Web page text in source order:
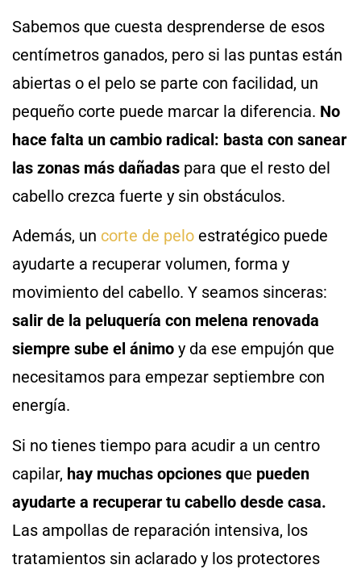
Sabemos que cuesta desprenderse de esos
centímetros ganados, pero si las puntas están
abiertas o el pelo se parte con facilidad, un
pequeño corte puede marcar la diferencia. No
hace falta un cambio radical: basta con sanear
las zonas más dañadas para que el resto del
cabello crezca fuerte y sin obstáculos.
Además, un corte de pelo estratégico puede
ayudarte a recuperar volumen, forma y
movimiento del cabello. Y seamos sinceras:
salir de la peluquería con melena renovada
siempre sube el ánimo y da ese empujón que
necesitamos para empezar septiembre con
energía.
Si no tienes tiempo para acudir a un centro
capilar, hay muchas opciones que pueden
ayudarte a recuperar tu cabello desde casa.
Las ampollas de reparación intensiva, los
tratamientos sin aclarado y los protectores